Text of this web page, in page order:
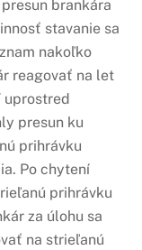
brankára
stavanie sa
nakoľko
reagovať na let
uprostred
presun ku
prihrávku
Po chytení
prihrávku
za úlohu sa
na strieľanú